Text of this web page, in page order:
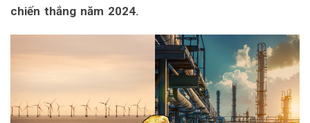
chiến thắng năm 2024.